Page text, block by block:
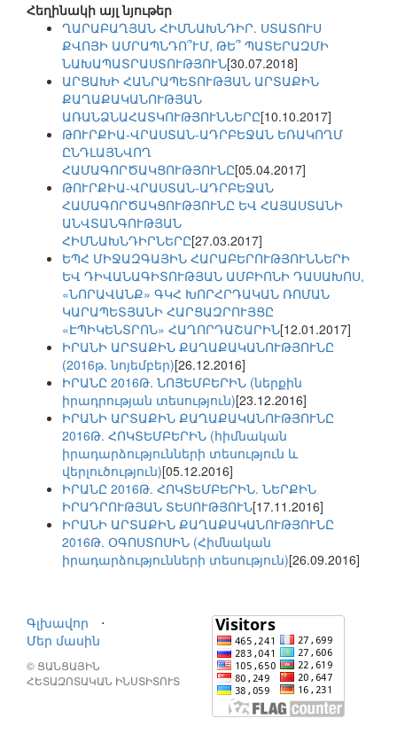
Հեղինակի այլ նյութեր
ՂԱՐԱԲԱՂՅԱՆ ՀԻՄՆԱԽՆԴԻՐ. ՍՏԱՏՈՒՍ
ՔՎՈՅԻ ԱՄՐԱՊՆԴՈ՞ՒՄ, ԹԵ՞ ՊԱՏԵՐԱԶՄԻ
ՆԱԽԱՊԱՏՐԱՍՏՈՒԹՅՈՒՆ[30.07.2018]
ԱՐՑԱԽԻ ՀԱՆՐԱՊԵՏՈՒԹՅԱՆ ԱՐՏԱՔԻՆ
ՔԱՂԱՔԱԿԱՆՈՒԹՅԱՆ
ԱՌԱՆՁՆԱՀԱՏԿՈՒԹՅՈՒՆՆԵՐԸ[10.10.2017]
ԹՈՒՐՔԻԱ-ՎՐԱՍՏԱՆ-ԱԴՐԲԵՋԱՆ ԵՌԱԿՈՂՄ
ԸՆԴԼԱՅՆՎՈՂ
ՀԱՄԱԳՈՐԾԱԿՑՈՒԹՅՈՒՆԸ[05.04.2017]
ԹՈՒՐՔԻԱ-ՎՐԱՍՏԱՆ-ԱԴՐԲԵՋԱՆ
ՀԱՄԱԳՈՐԾԱԿՑՈՒԹՅՈՒՆԸ ԵՎ ՀԱՅԱՍՏԱՆԻ
ԱՆՎՏԱՆԳՈՒԹՅԱՆ
ՀԻՄՆԱԽՆԴԻՐՆԵՐԸ[27.03.2017]
ԵՊՀ ՄԻՋԱԶԳԱՅԻՆ ՀԱՐԱԲԵՐՈՒԹՅՈՒՆՆԵՐԻ
ԵՎ ԴԻՎԱՆԱԳԻՏՈՒԹՅԱՆ ԱՄԲԻՈՆԻ ԴԱՍԱԽՈՍ,
«ՆՈՐԱՎԱՆՔ» ԳԿՀ ԽՈՐՀՐԴԱԿԱՆ ՌՈՄԱՆ
ԿԱՐԱՊԵՏՅԱՆԻ ՀԱՐՑԱԶՐՈՒՅՑԸ
«ԷՊԻԿԵՆՏՐՈՆ» ՀԱՂՈՐԴԱՇԱՐԻՆ[12.01.2017]
ԻՐԱՆԻ ԱՐՏԱՔԻՆ ՔԱՂԱՔԱԿԱՆՈՒԹՅՈՒՆԸ
(2016թ. նոյեմբեր)[26.12.2016]
ԻՐԱՆԸ 2016Թ. ՆՈՅԵՄԲԵՐԻՆ (ներքին
իրադրության տեսություն)[23.12.2016]
ԻՐԱՆԻ ԱՐՏԱՔԻՆ ՔԱՂԱՔԱԿԱՆՈՒԹՅՈՒՆԸ
2016Թ. ՀՈԿՏԵՄԲԵՐԻՆ (հիմնական
իրադարձությունների տեսություն և
վերլուծություն)[05.12.2016]
ԻՐԱՆԸ 2016Թ. ՀՈԿՏԵՄԲԵՐԻՆ. ՆԵՐՔԻՆ
ԻՐԱԴՐՈՒԹՅԱՆ ՏԵՍՈՒԹՅՈՒՆ[17.11.2016]
ԻՐԱՆԻ ԱՐՏԱՔԻՆ ՔԱՂԱՔԱԿԱՆՈՒԹՅՈՒՆԸ
2016Թ. ՕԳՈՍՏՈՍԻՆ (Հիմնական
իրադարձությունների տեսություն)[26.09.2016]
Գլխավոր
⋅
Մեր մասին
© ՑԱՆՑԱՅԻՆ
ՀԵՏԱԶՈՏԱԿԱՆ ԻՆՍՏԻՏՈՒՏ